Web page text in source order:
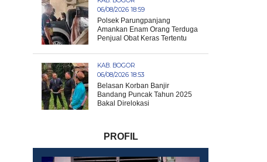
06/08/2026 18:59
Polsek Parungpanjang
Amankan Enam Orang Terduga
Penjual Obat Keras Tertentu
KAB. BOGOR
06/08/2026 18:53
Belasan Korban Banjir
Bandang Puncak Tahun 2025
Bakal Direlokasi
PROFIL